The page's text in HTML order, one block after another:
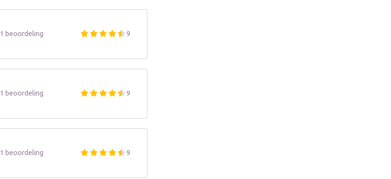
1 beoordeling 9
1 beoordeling 9
1 beoordeling 9